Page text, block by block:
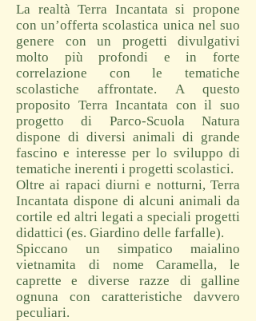
La realtà Terra Incantata si propone
con un’offerta scolastica unica nel suo
genere con un progetti divulgativi
molto più profondi e in forte
correlazione con le tematiche
scolastiche affrontate. A questo
proposito Terra Incantata con il suo
progetto di Parco-Scuola Natura
dispone di diversi animali di grande
fascino e interesse per lo sviluppo di
tematiche inerenti i progetti scolastici.
Oltre ai rapaci diurni e notturni, Terra
Incantata dispone di alcuni animali da
cortile ed altri legati a speciali progetti
didattici (es. Giardino delle farfalle).
Spiccano un simpatico maialino
vietnamita di nome Caramella, le
caprette e diverse razze di galline
ognuna con caratteristiche davvero
peculiari.